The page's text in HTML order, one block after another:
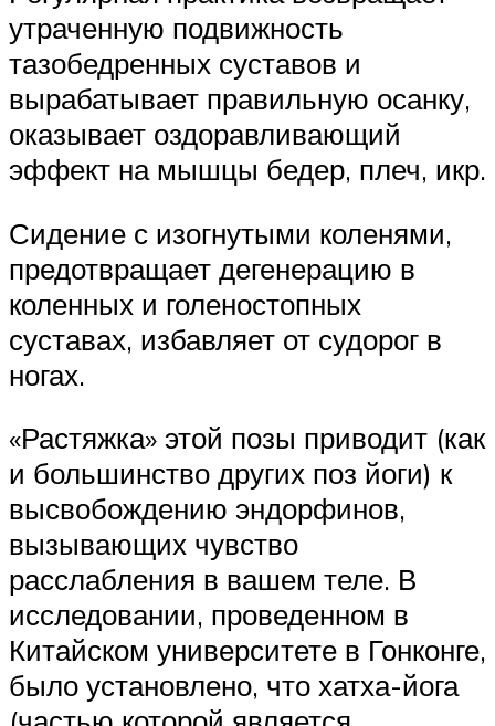
утраченную подвижность
тазобедренных суставов и
вырабатывает правильную осанку,
оказывает оздоравливающий
эффект на мышцы бедер, плеч, икр.
Сидение с изогнутыми коленями,
предотвращает дегенерацию в
коленных и голеностопных
суставах, избавляет от судорог в
ногах.
«Растяжка» этой позы приводит (как
и большинство других поз йоги) к
высвобождению эндорфинов,
вызывающих чувство
расслабления в вашем теле. В
исследовании, проведенном в
Китайском университете в Гонконге,
было установлено, что хатха-йога